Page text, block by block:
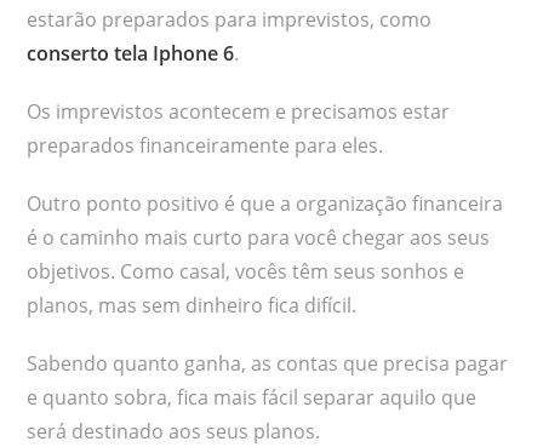
estarão preparados para imprevistos, como
conserto tela Iphone 6.
Os imprevistos acontecem e precisamos estar
preparados financeiramente para eles.
Outro ponto positivo é que a organização financeira
é o caminho mais curto para você chegar aos seus
objetivos. Como casal, vocês têm seus sonhos e
planos, mas sem dinheiro fica difícil.
Sabendo quanto ganha, as contas que precisa pagar
e quanto sobra, fica mais fácil separar aquilo que
será destinado aos seus planos.